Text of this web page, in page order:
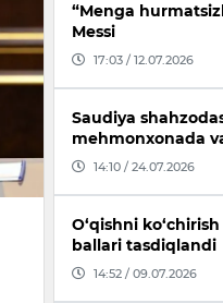
“Menga
Messi
17:03 / 12.07.2026
Saudiya
mehmonxonada
14:10 / 24.07.2026
O‘qishni
ballari tasdiqlandi
14:52 / 09.07.2026